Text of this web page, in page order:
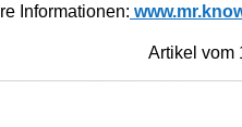
Informationen:
Artikel vom